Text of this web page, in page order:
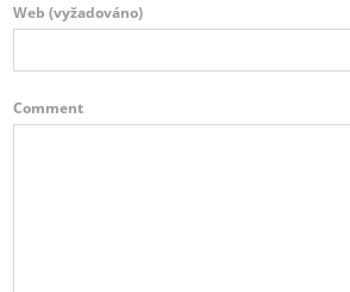
Web (vyžadováno)
Comment